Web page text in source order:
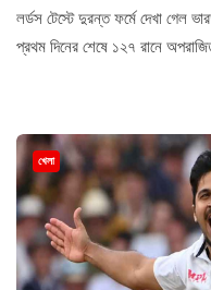
লর্ডস টেস্টে দুরন্ত ফর্মে দেখা গেল
প্রথম দিনের শেষে ১২৭ রানে
খেলা